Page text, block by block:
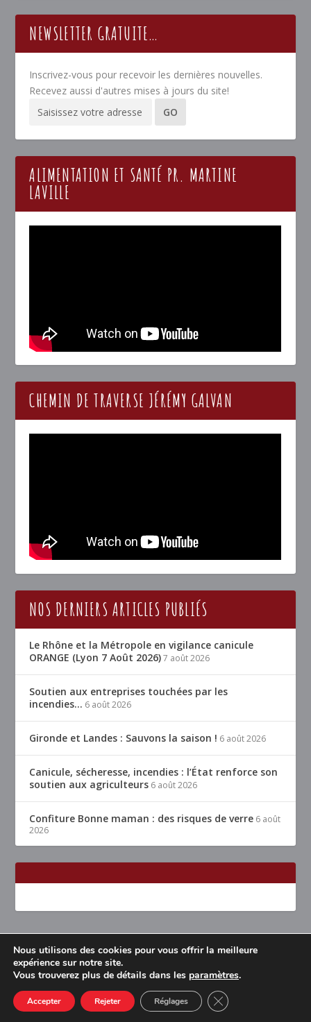
NEWSLETTER GRATUITE…
Inscrivez-vous pour recevoir les dernières nouvelles.
Recevez aussi d'autres mises à jours du site!
ALIMENTATION ET SANTÉ PR. MARTINE
LAVILLE
CHEMIN DE TRAVERSE JÉRÉMY GALVAN
NOS DERNIERS ARTICLES PUBLIÉS
Le Rhône et la Métropole en vigilance canicule
ORANGE (Lyon 7 Août 2026) 7 août 2026
Soutien aux entreprises touchées par les
incendies… 6 août 2026
Gironde et Landes : Sauvons la saison ! 6 août 2026
Canicule, sécheresse, incendies : l’État renforce son
soutien aux agriculteurs 6 août 2026
Confiture Bonne maman : des risques de verre 6 août
2026
Conçu parElegant Themes | Propulsé parWordPress
Accueil Restaurants Lyon & alentours
Mentions légales
Contact
Nous utilisons des cookies pour vous offrir la meilleure
expérience sur notre site.
Vous trouverez plus de détails dans les paramètres.
Accepter Rejeter Réglages CLOSE GDPR